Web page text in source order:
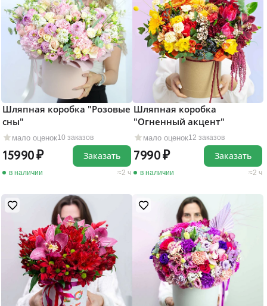
мало оценок10 заказов
Шляпная коробка "Розовые
сны"
15990
в наличии 2 ч
Заказать
мало оценок12 заказов
Шляпная коробка
"Огненный акцент"
7990
в наличии 2 ч
Заказать